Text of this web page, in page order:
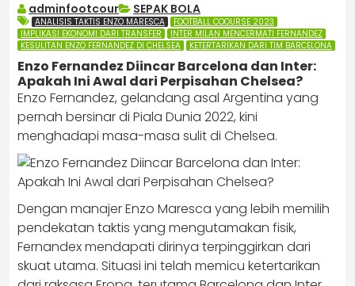
adminfootcour SEPAK BOLA
ANALISIS TAKTIS ENZO MARESCA
FOOTBALL COOURSE 2023
IMPLIKASI EKONOMI DARI TRANSFER
INTER MILAN MENCERMATI FERNANDEZ
KESULITAN ENZO FERNANDEZ DI CHELSEA
KETERTARIKAN DARI TIM BARCELONA
Enzo Fernandez Diincar Barcelona dan Inter:
Apakah Ini Awal dari Perpisahan Chelsea?
Enzo Fernandez, gelandang asal Argentina yang
pernah bersinar di Piala Dunia 2022, kini
menghadapi masa-masa sulit di Chelsea.
Dengan manajer Enzo Maresca yang lebih memilih
pendekatan taktis yang mengutamakan fisik,
Fernandex mendapati dirinya terpinggirkan dari
skuat utama. Situasi ini telah memicu ketertarikan